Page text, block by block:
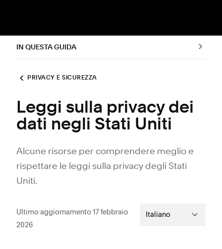
IN QUESTA GUIDA
PRIVACY E SICUREZZA
Leggi sulla privacy dei
dati negli Stati Uniti
Alcune risorse per comprendere meglio e
rispettare le leggi sulla privacy degli Stati
Uniti.
Ultimo aggiornamento 17 febbraio
2026
Italiano